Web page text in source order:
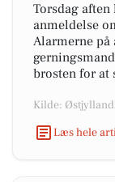
Torsdag
anmeldelse
Alarmerne på
brosten for
Kilde:
Læs hele